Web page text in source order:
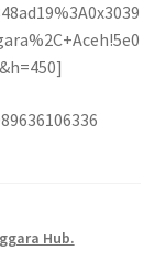
Hub.